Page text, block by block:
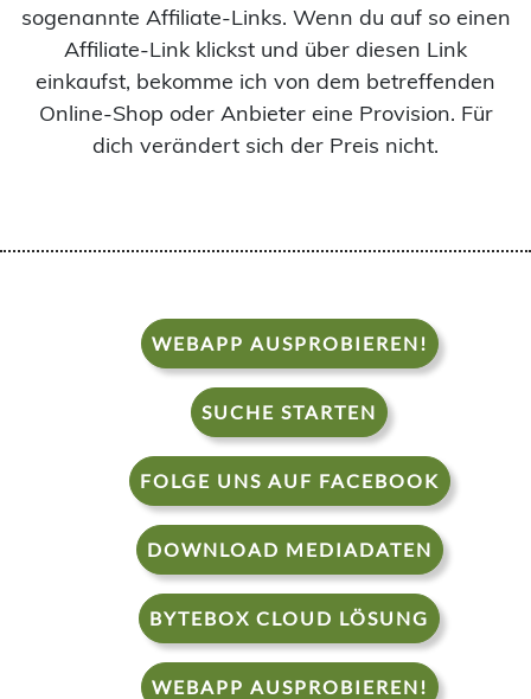
sogenannte Affiliate-Links. Wenn du auf so einen
Affiliate-Link klickst und über diesen Link
einkaufst, bekomme ich von dem betreffenden
Online-Shop oder Anbieter eine Provision. Für
dich verändert sich der Preis nicht.
WEBAPP AUSPROBIEREN!
SUCHE STARTEN
FOLGE UNS AUF FACEBOOK
DOWNLOAD MEDIADATEN
BYTEBOX CLOUD LÖSUNG
WEBAPP AUSPROBIEREN!